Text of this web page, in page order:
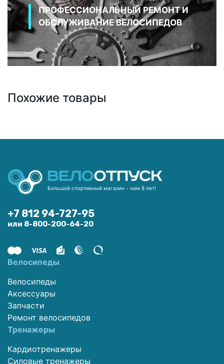
ПРОФЕССИОНАЛЬНЫЙ РЕМОНТ И
ОБСЛУЖИВАНИЕ ВЕЛОСИПЕДОВ
Похожие товары
Большой спортивный магазин - нам 8 лет!
+7 812 94-727-95
или 8-800-200-64-20
Велосипеды
Велосипеды
Аксессуары
Запчасти
Ремонт велосипедов
Тренажеры
Кардиотренажеры
Силовые тренажеры